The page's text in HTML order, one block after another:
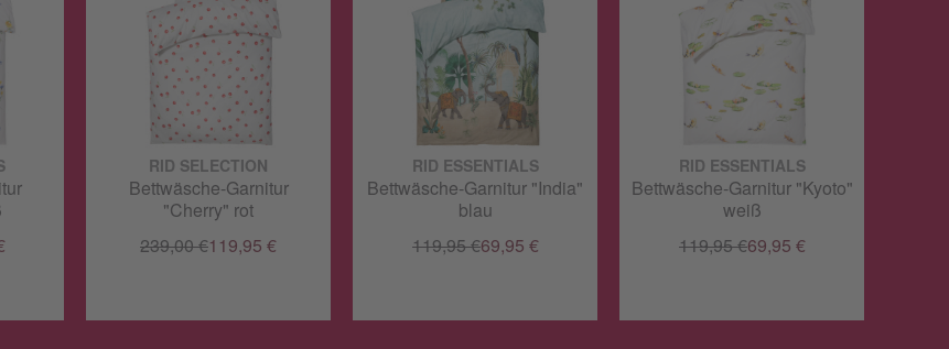
RID SELECTION
Bettwäsche-Garnitur
"Cherry" rot
239,00 €119,95 €
RID ESSENTIALS
Bettwäsche-Garnitur "India"
blau
119,95 €69,95 €
RID ESSENTIALS
Bettwäsche-Garnitur "Kyoto"
weiß
119,95 €69,95 €